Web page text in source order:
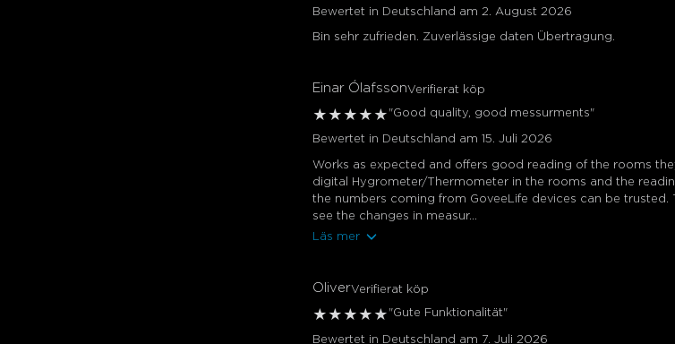
Bewertet in Deutschland am 2. August 2026
Bin sehr zufrieden. Zuverlässige daten Übertragung.
Einar ÓlafssonVerifierat köp
★ ★ ★ ★ ★ "Good quality, good messurments"
Bewertet in Deutschland am 15. Juli 2026
Works as expected and offers good reading of the rooms
digital Hygrometer/Thermometer in the rooms and the
the numbers coming from GoveeLife devices can be
see the changes in measur...
Läs mer
OliverVerifierat köp
★ ★ ★ ★ ★ "Gute Funktionalität"
Bewertet in Deutschland am 7. Juli 2026